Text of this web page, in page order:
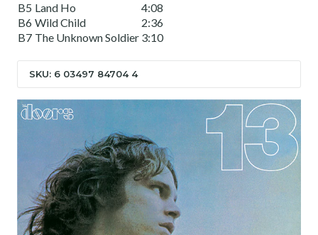
B5 Land Ho
4:08
B6 Wild Child
2:36
B7 The Unknown Soldier 3:10
SKU: 6 03497 84704 4